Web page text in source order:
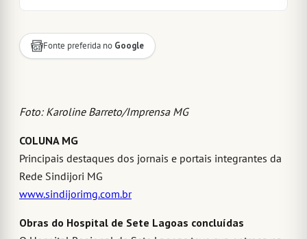
Fonte preferida no Google
Foto: Karoline Barreto/Imprensa MG
COLUNA MG
Principais destaques dos jornais e portais integrantes da
Rede Sindijori MG
www.sindijorimg.com.br
Obras do Hospital de Sete Lagoas concluídas